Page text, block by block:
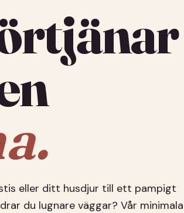
eller ditt husdjur till ett pampigt
du lugnare väggar? Vår minimala